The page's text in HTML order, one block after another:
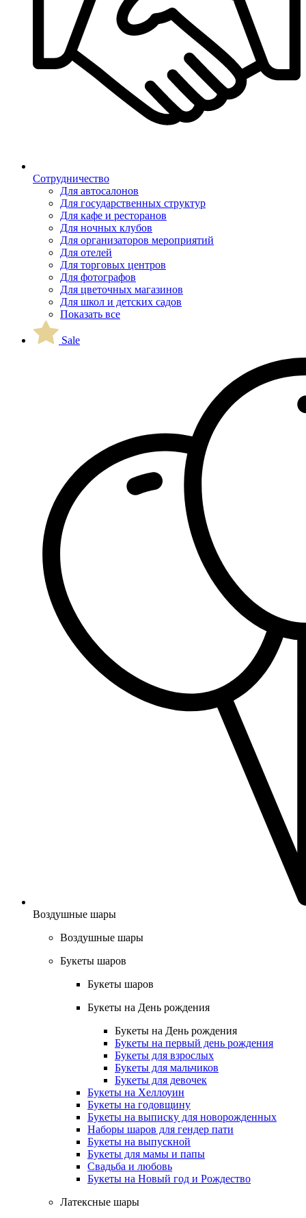
Сотрудничество
Для автосалонов
Для государственных структур
Для кафе и ресторанов
Для ночных клубов
Для организаторов мероприятий
Для отелей
Для торговых центров
Для фотографов
Для цветочных магазинов
Для школ и детских садов
Показать все
Sale
Воздушные шары
Воздушные шары
Букеты шаров
Букеты шаров
Букеты на День рождения
Букеты на День рождения
Букеты на первый день рождения
Букеты для взрослых
Букеты для мальчиков
Букеты для девочек
Букеты на Хеллоуин
Букеты на годовщину
Букеты на выписку для новорожденных
Наборы шаров для гендер пати
Букеты на выпускной
Букеты для мамы и папы
Свадьба и любовь
Букеты на Новый год и Рождество
Латексные шары